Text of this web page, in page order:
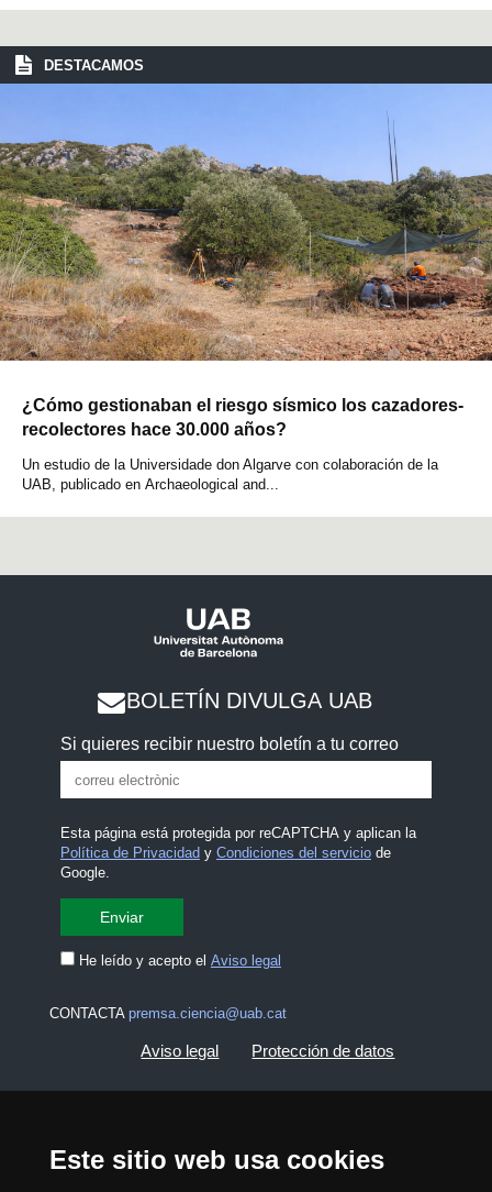
Este sitio web usa cookies
DESTACAMOS
¿Cómo gestionaban el riesgo sísmico los cazadores-
recolectores hace 30.000 años?
Un estudio de la Universidade don Algarve con colaboración de la
UAB, publicado en Archaeological and...
BOLETÍN DIVULGA UAB
Si quieres recibir nuestro boletín a tu correo
Esta página está protegida por reCAPTCHA y aplican la
Política de Privacidad y Condiciones del serviciode
Google.
He leído y acepto el Aviso legal
CONTACTA premsa.ciencia@uab.cat
Aviso legal Protección de datos
Mapa del web UAB